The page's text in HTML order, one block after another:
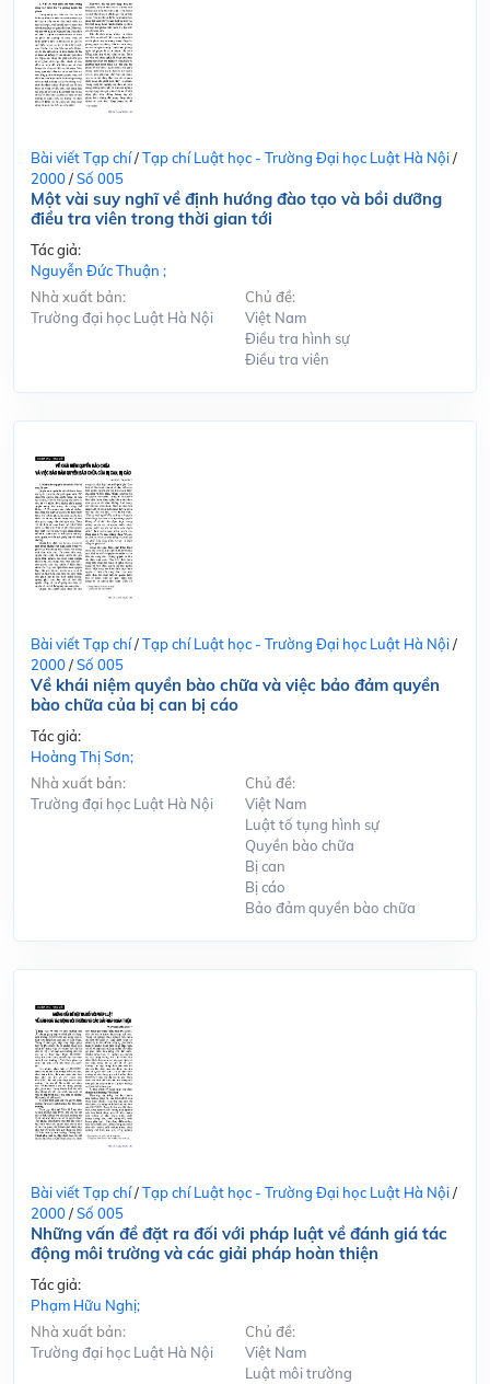
Bài viết Tạp chí/Tạp chí Luật học - Trường Đại học Luật Hà Nội/
2000/Số 005
Một vài suy nghĩ về định hướng đào tạo và bồi dưỡng
điều tra viên trong thời gian tới
Tác giả:
Nguyễn Đức Thuận ;
Nhà xuất bản:
Trường đại học Luật Hà Nội
Chủ đề:
Việt Nam
Điều tra hình sự
Điều tra viên
Bài viết Tạp chí/Tạp chí Luật học - Trường Đại học Luật Hà Nội/
2000/Số 005
Về khái niệm quyền bào chữa và việc bảo đảm quyền
bào chữa của bị can bị cáo
Tác giả:
Hoàng Thị Sơn;
Nhà xuất bản:
Trường đại học Luật Hà Nội
Chủ đề:
Việt Nam
Luật tố tụng hình sự
Quyền bào chữa
Bị can
Bị cáo
Bảo đảm quyền bào chữa
Bài viết Tạp chí/Tạp chí Luật học - Trường Đại học Luật Hà Nội/
2000/Số 005
Những vấn đề đặt ra đối với pháp luật về đánh giá tác
động môi trường và các giải pháp hoàn thiện
Tác giả:
Phạm Hữu Nghị;
Nhà xuất bản:
Trường đại học Luật Hà Nội
Chủ đề:
Việt Nam
Luật môi trường